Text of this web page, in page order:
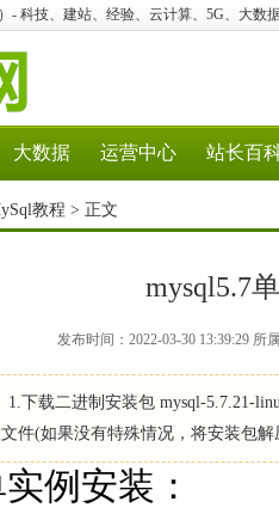
）- 科技、建站、经验、云计算、5G、大数
大数据 运营中心 站长百
教程 > 正文
mysql5.7
发布时间：2022-03-30 13:39:29
1.下载二进制安装包 mysql-5.7.21-
件(如果没有特殊情况，将安装包
例安装：